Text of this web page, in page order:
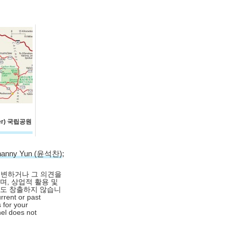
국립공원
Yun (윤석찬);
하거나 그 의견을
, 상업적 활용 및
창출하지 않습니
or past
for your
does not